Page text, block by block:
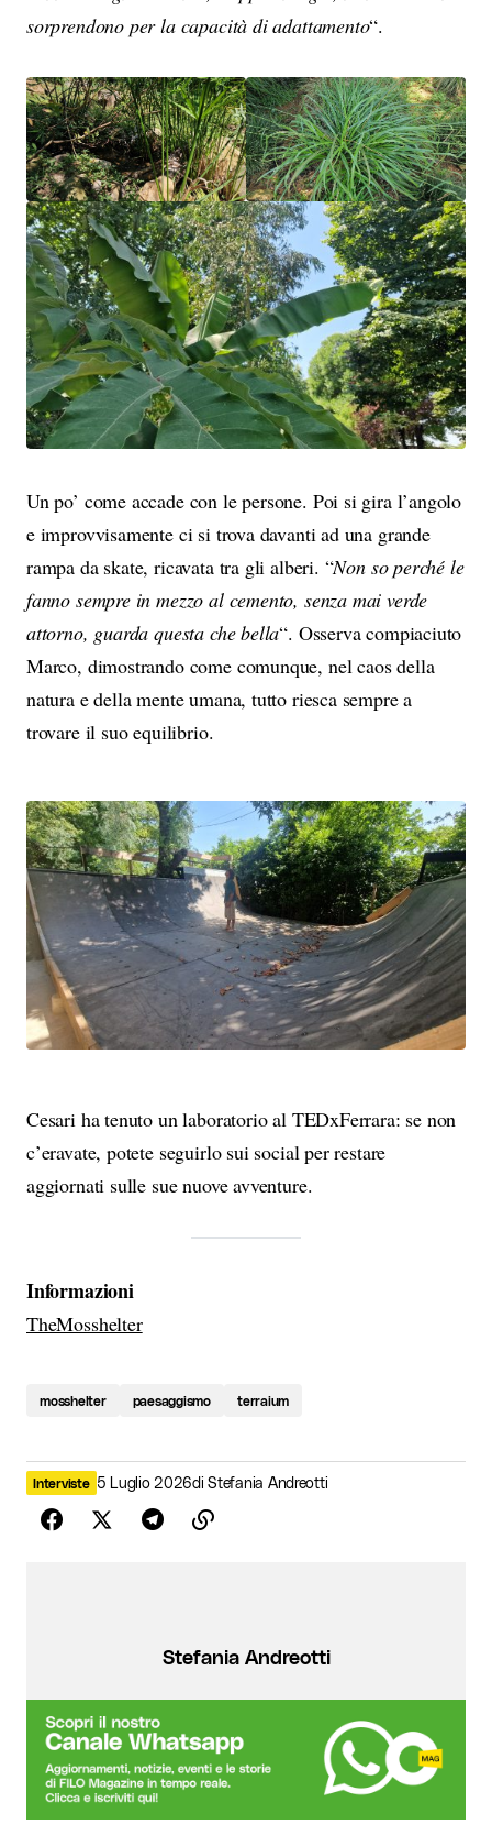
sorprendono per la capacità di adattamento“.
Un po’ come accade con le persone. Poi si gira l’angolo
e improvvisamente ci si trova davanti ad una grande
rampa da skate, ricavata tra gli alberi. “Non so perché le
fanno sempre in mezzo al cemento, senza mai verde
attorno, guarda questa che bella“. Osserva compiaciuto
Marco, dimostrando come comunque, nel caos della
natura e della mente umana, tutto riesca sempre a
trovare il suo equilibrio.
Cesari ha tenuto un laboratorio al TEDxFerrara: se non
c’eravate, potete seguirlo sui social per restare
aggiornati sulle sue nuove avventure.
Informazioni
TheMosshelter
mosshelter paesaggismo terraium
Interviste 5 Luglio 2026di Stefania Andreotti
Stefania Andreotti